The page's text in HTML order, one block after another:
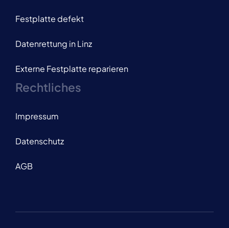
Festplatte defekt
Datenrettung in Linz
Externe Festplatte reparieren
Rechtliches
Impressum
Datenschutz
AGB